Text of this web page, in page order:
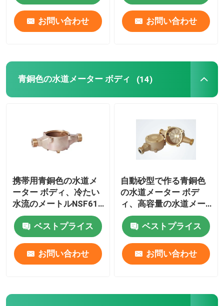
お問い合わせ お問い合わせ
青銅色の水道メーター ボディ (14)
携帯用青銅色の水道メ
ーター ボディ、冷たい
水流のメートルNSF61
の証明書
ベストプライス
お問い合わせ
自動砂型で作る青銅色
の水道メーター ボデ
ィ、高容量の水道メー
ターの流れメートル
ベストプライス
お問い合わせ